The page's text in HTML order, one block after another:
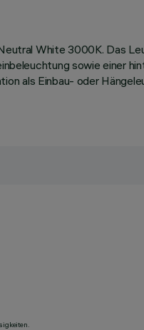
White 3000K. Das
sowie einer
als Einbau- oder